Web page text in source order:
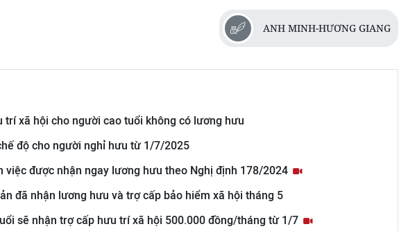
ANH MINH-HƯƠNG GIANG
trí xã hội cho người cao tuổi không có lương hưu
độ cho người nghỉ hưu từ 1/7/2025
việc được nhận ngay lương hưu theo Nghị định 178/2024
đã nhận lương hưu và trợ cấp bảo hiểm xã hội tháng 5
sẽ nhận trợ cấp hưu trí xã hội 500.000 đồng/tháng từ 1/7